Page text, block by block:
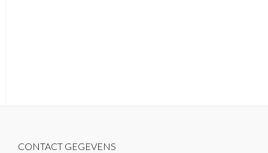
CONTACT GEGEVENS